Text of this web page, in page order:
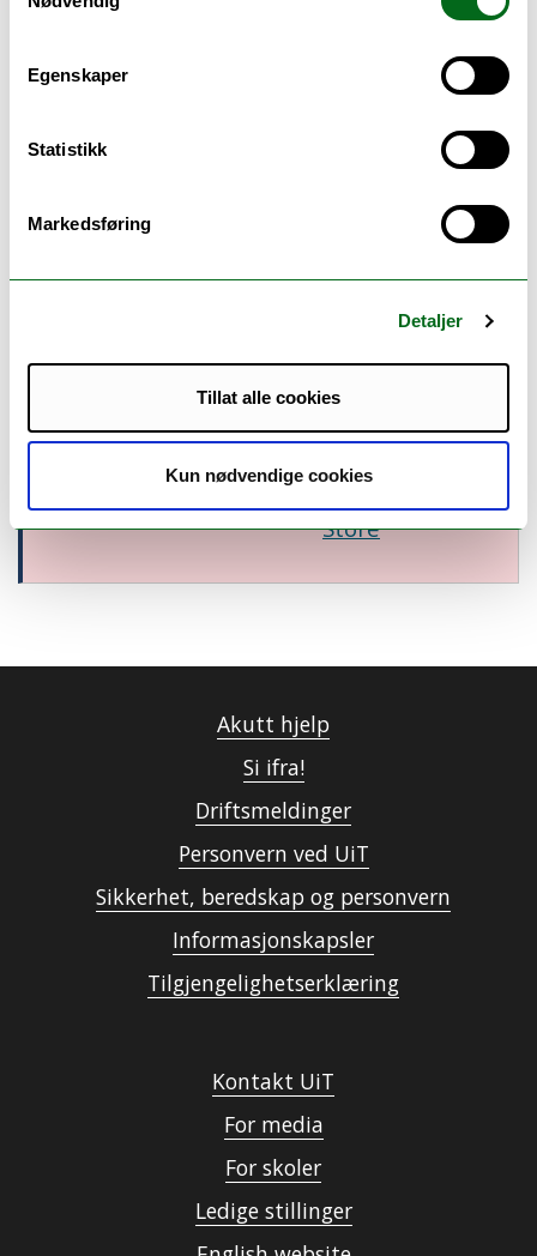
Egenskaper
Statistikk
Markedsføring
Detaljer
Tillat alle cookies
Kun nødvendige cookies
øke selvtillit og søvnkvalitet
Vises ikke videoen? Alle cookies må tillates for at
Can't see the video? All cookies must be accepted
for videos to be displayed:Change cookie preferences
NettOpp
Store
Google
Akutt hjelp
Si ifra!
Driftsmeldinger
Personvern ved UiT
Sikkerhet, beredskap og personvern
Informasjonskapsler
Tilgjengelighetserklæring
Kontakt UiT
For media
For skoler
Ledige stillinger